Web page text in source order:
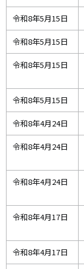
令和8年5月15日
令和8年5月15日
令和8年5月15日
令和8年5月15日
令和8年4月24日
令和8年4月24日
令和8年4月24日
令和8年4月17日
令和8年4月17日